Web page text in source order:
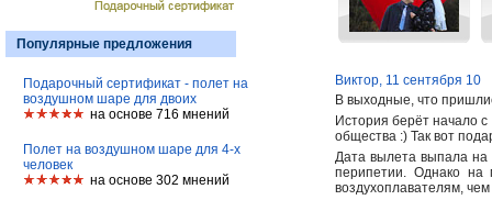
Популярные предложения
Подарочный сертификат - полет на
воздушном шаре для двоих
на основе 716 мнений
Полет на воздушном шаре для 4-х
человек
на основе 302 мнений
Виктор, 11 сентября 10
В выходные, что
История берёт начало
общества :) Так вот
Дата вылета выпала на
перипетии. Однако на
воздухоплавателям,